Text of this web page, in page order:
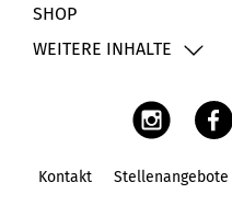
SHOP
WEITERE INHALTE
Kontakt Stellenangebote